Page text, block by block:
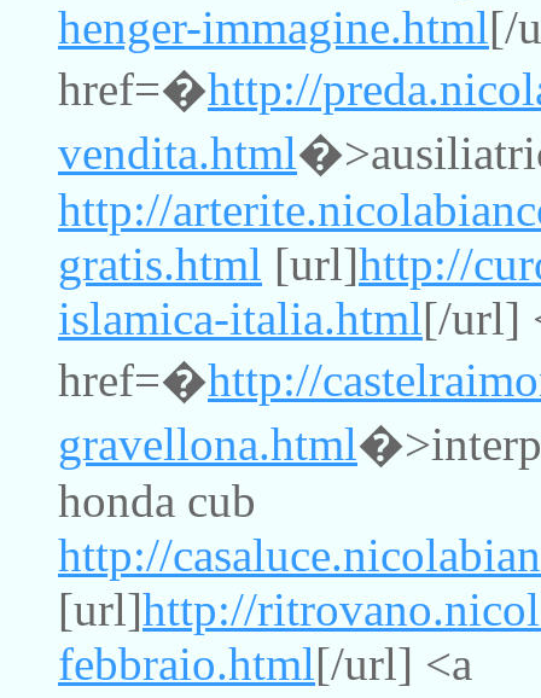
henger-immagine.html[/
href=�http://
vendita.html
http://
gratis.html [url]http://
islamica-italia.html[/url]
href=�http://
gravellona.html
honda cub
http://
[url]http://
febbraio.html[/url] <a